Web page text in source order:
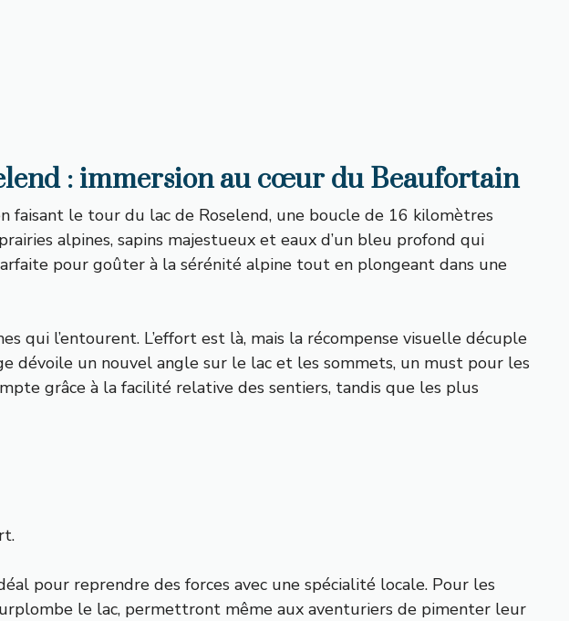
: immersion au cœur du Beaufortain
faisant le tour du lac de Roselend, une boucle de 16 kilomètres
alpines, sapins majestueux et eaux d’un bleu profond qui
pour goûter à la sérénité alpine tout en plongeant dans une
qui l’entourent. L’effort est là, mais la récompense visuelle décuple
dévoile un nouvel angle sur le lac et les sommets, un must pour les
grâce à la facilité relative des sentiers, tandis que les plus
pour reprendre des forces avec une spécialité locale. Pour les
le lac, permettront même aux aventuriers de pimenter leur